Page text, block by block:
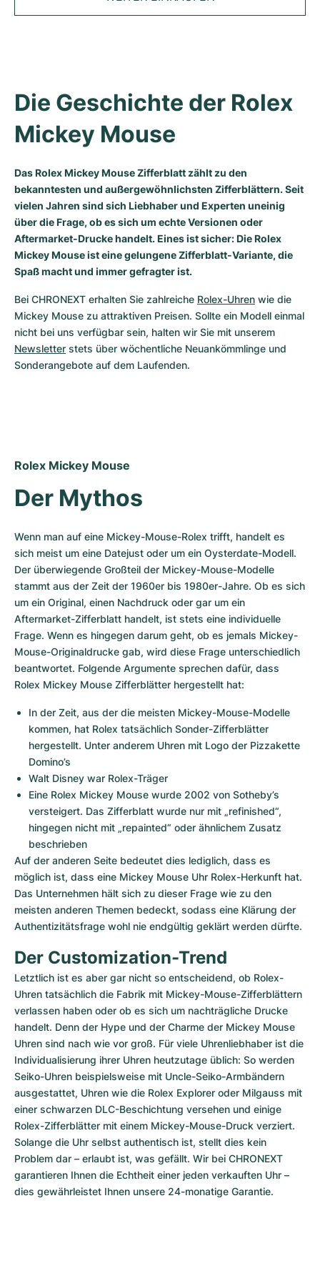
Datejust
Datejust II
Day-Date
Explorer
Explorer II
GMT-Master
Lady-Datejust
Milgauss
Oyster Perpetual
Sky-Dweller
Submariner
De Ville
Constellation
Speedmaster
Gebraucht
Damenuhren
Aquanaut
Grand Complications
Calatrava
Twenty 4
Gondolo
Golden Ellipse
Gebraucht
Damenuhren
Royal Oak Offshore
Jules Audemars
Millenary
Santos
Ballon Bleu
Clé
Tank
Panthère
Calibre
Drive
Ronde
Baignoire
Ballon Blanc
Roadster
Gebraucht
Damenuhren
Top-Modelle
Navitimer
Superocean
Chronomat
Premier
Avenger
Colt
Professional
Super Avenger
Galactic
Montbrillant
Gebraucht
Damenuhren
Alle Tudor Modelle
Top-Modelle
Black Bay
Pelagos
Gebraucht
Damenuhren
Heritage
Alle TAG Heuer Modelle
Aquaracer
Carrera
Monaco
Link
Formula 1
Grand Carrera
Top-Modelle
Big Pilot
Pilot's Watch
Ingenieur
Portofino
Portugieser
GST
Vintage
Gebraucht
Hublot
Alle Hublot Modelle
Top-Modelle
Big Bang
Classic Fusion
Spirit of Big Bang
King Power
KATEGORIEN
Alle Luxusuhrenmarken
Vintage-Uhren
Gebrauchte Uhren
Herrenuhren
Damenuhren
Alle Armbänder
Magazin
Die Geschichte der Rolex
Mickey Mouse
Das Rolex Mickey Mouse Zifferblatt zählt zu den
bekanntesten und außergewöhnlichsten Zifferblättern. Seit
vielen Jahren sind sich Liebhaber und Experten uneinig
über die Frage, ob es sich um echte Versionen oder
Aftermarket-Drucke handelt. Eines ist sicher: Die Rolex
Mickey Mouse ist eine gelungene Zifferblatt-Variante, die
Spaß macht und immer gefragter ist.
Bei CHRONEXT erhalten Sie zahlreiche Rolex-Uhren wie die
Mickey Mouse zu attraktiven Preisen. Sollte ein Modell einmal
Newsletter stets über wöchentliche Neuankömmlinge und
Sonderangebote auf dem Laufenden.
Rolex Mickey Mouse
Der Mythos
Wenn man auf eine Mickey-Mouse-Rolex trifft, handelt es
sich meist um eine Datejust oder um ein Oysterdate-Modell.
Der überwiegende Großteil der Mickey-Mouse-Modelle
stammt aus der Zeit der 1960er bis 1980er-Jahre. Ob es sich
um ein Original, einen Nachdruck oder gar um ein
Aftermarket-Zifferblatt handelt, ist stets eine individuelle
Frage. Wenn es hingegen darum geht, ob es jemals Mickey-
Mouse-Originaldrucke gab, wird diese Frage unterschiedlich
beantwortet. Folgende Argumente sprechen dafür, dass
Rolex Mickey Mouse Zifferblätter hergestellt hat:
In der Zeit, aus der die meisten Mickey-Mouse-Modelle
kommen, hat Rolex tatsächlich Sonder-Zifferblätter
hergestellt. Unter anderem Uhren mit Logo der Pizzakette
Domino’s
Walt Disney war Rolex-Träger
Eine Rolex Mickey Mouse wurde 2002 von Sotheby’s
versteigert. Das Zifferblatt wurde nur mit „refinished“,
hingegen nicht mit „repainted“ oder ähnlichem Zusatz
beschrieben
Auf der anderen Seite bedeutet dies lediglich, dass es
möglich ist, dass eine Mickey Mouse Uhr Rolex-Herkunft hat.
Das Unternehmen hält sich zu dieser Frage wie zu den
meisten anderen Themen bedeckt, sodass eine Klärung der
Authentizitätsfrage wohl nie endgültig geklärt werden dürfte.
Der Customization-Trend
Letztlich ist es aber gar nicht so entscheidend, ob Rolex-
Uhren tatsächlich die Fabrik mit Mickey-Mouse-Zifferblättern
verlassen haben oder ob es sich um nachträgliche Drucke
handelt. Denn der Hype und der Charme der Mickey Mouse
Uhren sind nach wie vor groß. Für viele Uhrenliebhaber ist die
Individualisierung ihrer Uhren heutzutage üblich: So werden
Seiko-Uhren beispielsweise mit Uncle-Seiko-Armbändern
ausgestattet, Uhren wie die Rolex Explorer oder Milgauss mit
einer schwarzen DLC-Beschichtung versehen und einige
Rolex-Zifferblätter mit einem Mickey-Mouse-Druck verziert.
Solange die Uhr selbst authentisch ist, stellt dies kein
Problem dar – erlaubt ist, was gefällt. Wir bei CHRONEXT
garantieren Ihnen die Echtheit einer jeden verkauften Uhr –
dies gewährleistet Ihnen unsere 24-monatige Garantie.